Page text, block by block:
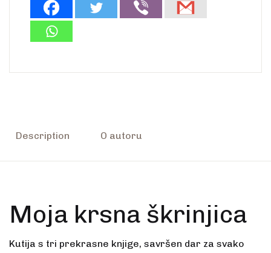
Description O autoru
Moja krsna škrinjica
Kutija s tri prekrasne knjige, savršen dar za svako